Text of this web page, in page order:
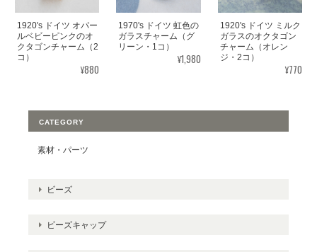
1920's ドイツ オパー
ルベビーピンクのオ
クタゴンチャーム（2
コ）
¥880
1970's ドイツ 虹色の
ガラスチャーム（グ
リーン・1コ）
¥1,980
1920's ドイツ ミルク
ガラスのオクタゴン
チャーム（オレン
ジ・2コ）
¥770
CATEGORY
素材・パーツ
ビーズ
ビーズキャップ